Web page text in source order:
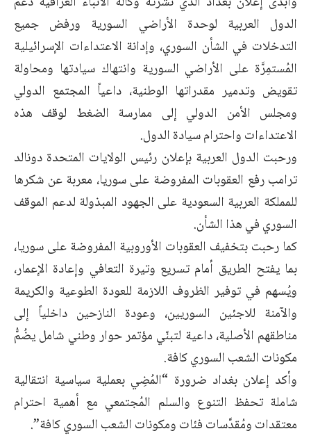
الدول العربية لوحدة الأراضي السورية ورفض جميع
التدخلات في الشأن السوري، وإدانة الاعتداءات الإسرائيلية
المُستمِرَّة على الأراضي السورية وانتهاك سيادتها ومحاولة
تقويض وتدمير مقدراتها الوطنية، داعياً المجتمع الدولي
ومجلس الأمن الدولي إلى ممارسة الضغط لوقف هذه
الاعتداءات واحترام سيادة الدول.
ورحبت الدول العربية بإعلان رئيس الولايات المتحدة دونالد
ترامب رفع العقوبات المفروضة على سوريا، معربة عن شكرها
للمملكة العربية السعودية على الجهود المبذولة لدعم الموقف
السوري في هذا الشأن.
كما رحبت بتخفيف العقوبات الأوروبية المفروضة على سوريا،
بما يفتح الطريق أمام تسريع وتيرة التعافي وإعادة الإعمار،
ويُسهم في توفير الظروف اللازمة للعودة الطوعية والكريمة
والآمنة للاجئين السوريين، وعودة النازحين داخلياً إلى
مناطقهم الأصلية، داعية لتبنّي مؤتمر حوار وطني شامل يضُمُّ
مكونات الشعب السوري كافة.
وأكد إعلان بغداد ضرورة “المُضِي بعملية سياسية انتقالية
شاملة تحفظ التنوع والسلم المُجتمعي مع أهمية احترام
معتقدات ومُقدَّسات فئات ومكونات الشعب السوري كافة”.